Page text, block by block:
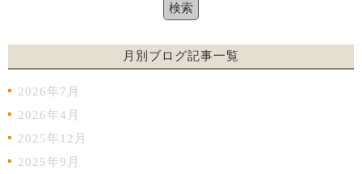
月別ブログ記事一覧
2026年7月
2026年4月
2025年12月
2025年9月